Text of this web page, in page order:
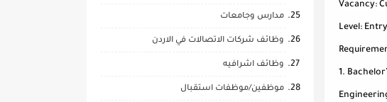
Vacancy:
Level:
1.
مدارس وجامعات
وظائف شركات الاتصالات في الاردن
وظائف اشرافيه
موظفين/موظفات استقبال